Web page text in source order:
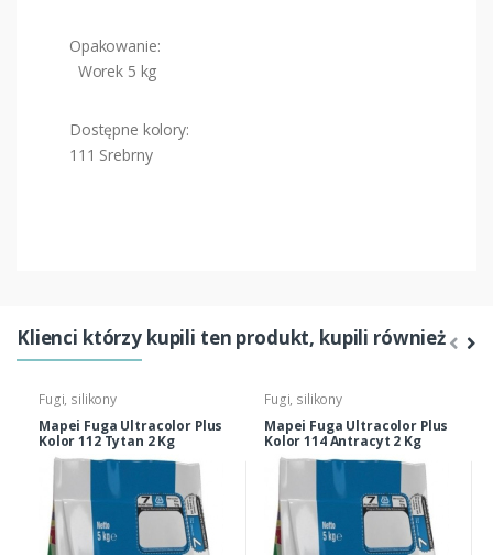
Opakowanie:
Worek 5 kg
Dostępne kolory:
111 Srebrny
Klienci którzy kupili ten produkt, kupili również
Fugi, silikony
Mapei Fuga Ultracolor Plus
Kolor 112 Tytan 2 Kg
Fugi, silikony
Mapei Fuga Ultracolor Plus
Kolor 114 Antracyt 2 Kg